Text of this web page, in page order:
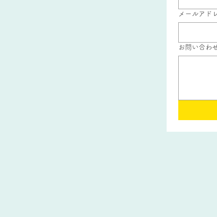
メールアド
お問い合わ